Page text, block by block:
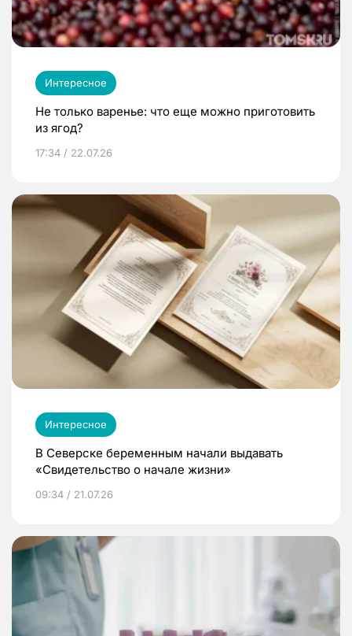
Интересное
Не только варенье: что еще можно приготовить
из ягод?
17:34 / 22.07.26
Интересное
В Северске беременным начали выдавать
«Свидетельство о начале жизни»
09:34 / 21.07.26